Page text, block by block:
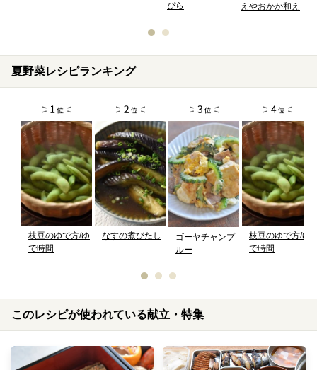
ぴら
えやおかか和え
夏野菜レシピランキング
枝豆のゆで方/ゆ
で時間
なすの煮びたし
ゴーヤチャンプ
ルー
枝豆のゆで方/ゆ
で時間
このレシピが使われている献立・特集